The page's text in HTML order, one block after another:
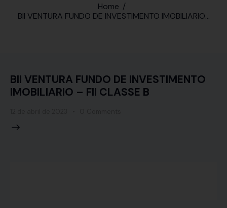
Home
BII VENTURA FUNDO DE INVESTIMENTO IMOBILIARIO...
BII VENTURA FUNDO DE INVESTIMENTO
IMOBILIARIO – FII CLASSE B